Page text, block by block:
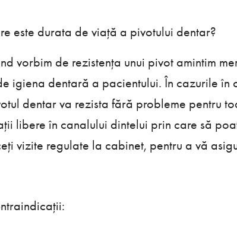
este durata de viață a pivotului dentar?
vorbim de rezistența unui pivot amintim
igiena dentară a pacientului. În cazurile în
dentar va rezista fără probleme pentru
libere în canalului dintelui prin care să
vizite regulate la cabinet, pentru a vă